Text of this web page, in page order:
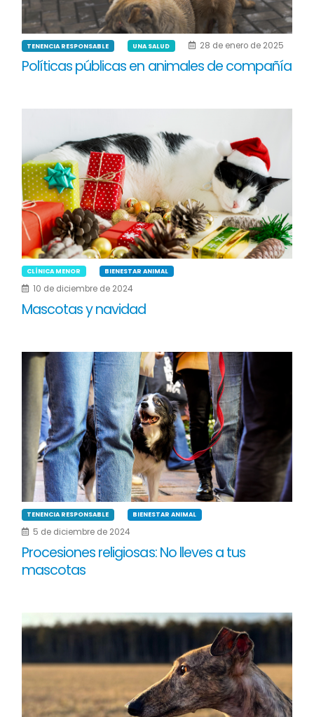
TENENCIA RESPONSABLE UNA SALUD 28 de enero de 2025
Políticas públicas en animales de compañía
CLÍNICA MENOR BIENESTAR ANIMAL
10 de diciembre de 2024
Mascotas y navidad
TENENCIA RESPONSABLE BIENESTAR ANIMAL
5 de diciembre de 2024
Procesiones religiosas: No lleves a tus
mascotas